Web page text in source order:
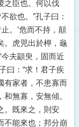
之臣也。何以伐
欲也。”孔子曰：
。’危而不持，顛
。虎兕出於柙，龜
夫顓臾，固而近
曰：“求！君子疾
有家者，不患寡而
無寡，安無傾。
。既來之，則安
不能來也；邦分崩